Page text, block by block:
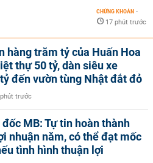
CHỨNG KHOÁN -
17 phút trước
hàng trăm tỷ của Huấn Hoa
thự 50 tỷ, dàn siêu xe
đến vườn tùng Nhật đắt đỏ
trước
đốc MB: Tự tin hoàn thành
nhuận năm, có thể đạt mốc
tình hình thuận lợi